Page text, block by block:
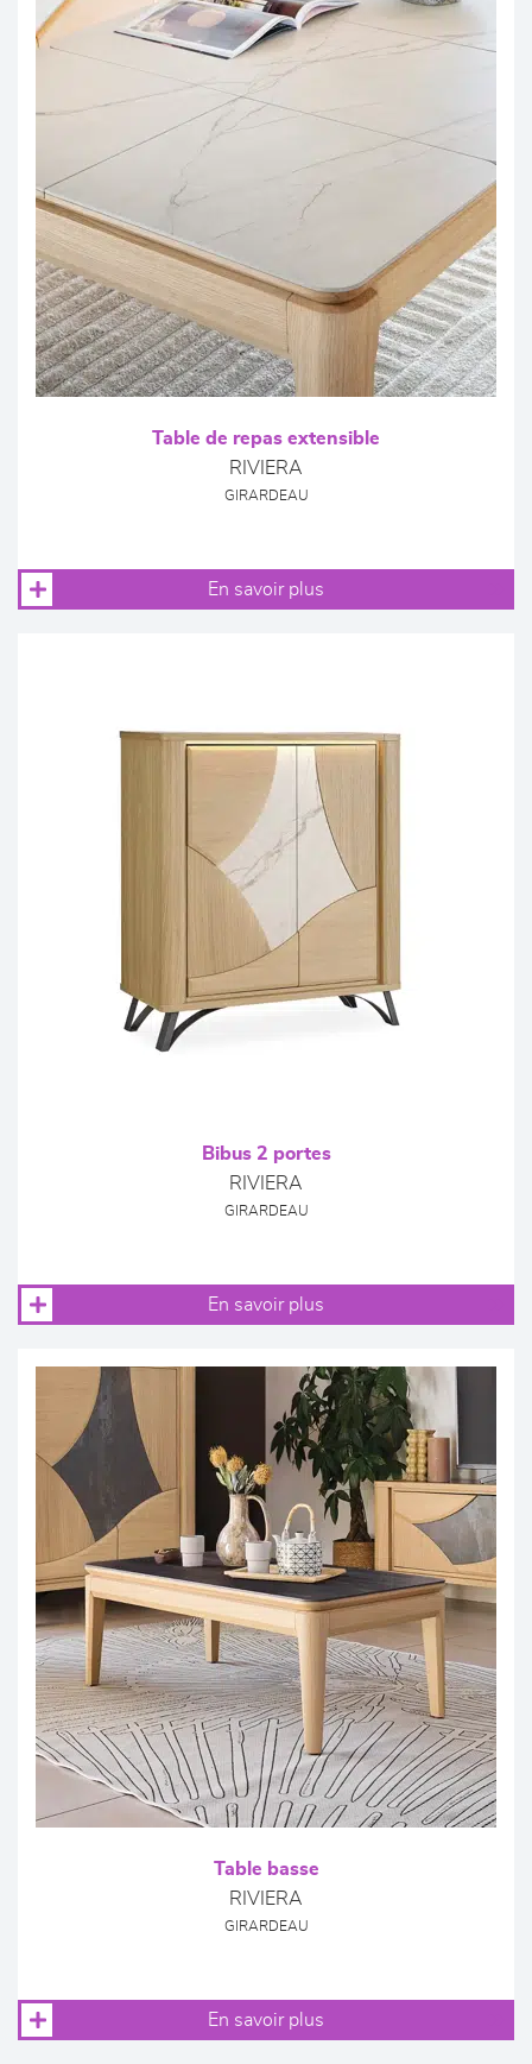
Table de repas extensible
RIVIERA
GIRARDEAU
En savoir plus
Bibus 2 portes
RIVIERA
GIRARDEAU
En savoir plus
Table basse
RIVIERA
GIRARDEAU
En savoir plus